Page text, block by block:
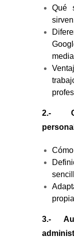
Qué
2.-
3.-